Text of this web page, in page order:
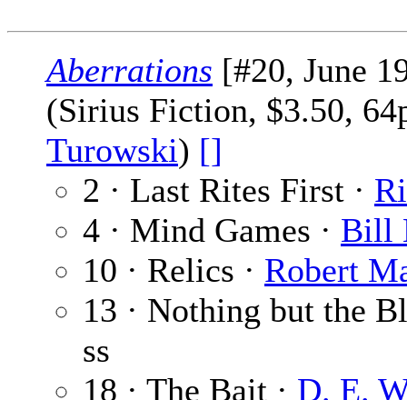
Aberrations [#20, June
(Sirius Fiction, $3.50,
Turowski) []
2 · Last Rites First ·
4 · Mind Games · Bill
10 · Relics · Robert
13 · Nothing but the
ss
18 · The Bait · D. E.